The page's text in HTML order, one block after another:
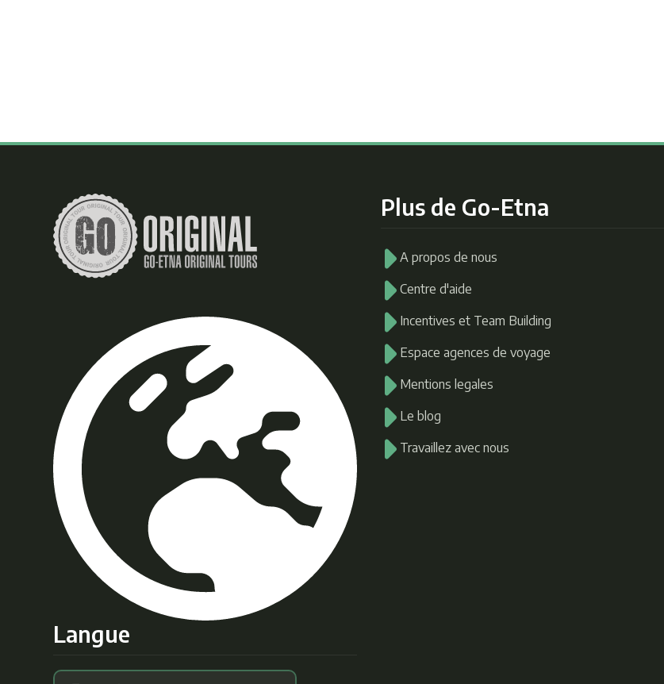
Langue
Plus de Go-Etna
A propos de nous
Centre d'aide
Incentives et Team Building
Espace agences de voyage
Mentions legales
Le blog
Travaillez avec nous